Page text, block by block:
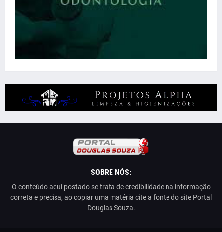
SOBRE NÓS:
O conteúdo aqui postado se trata de credibilidade na informação
correta e precisa, ao copiar uma matéria cite a fonte do site Portal
Douglas Souza.